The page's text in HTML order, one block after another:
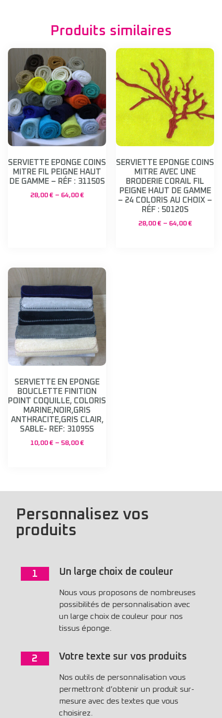
Produits similaires
SERVIETTE EPONGE COINS
MITRE FIL PEIGNE HAUT
DE GAMME – RÉF : 31150S
28,00 € – 64,00 €
SERVIETTE EPONGE COINS
MITRE AVEC UNE
BRODERIE CORAIL FIL
PEIGNE HAUT DE GAMME
– 24 COLORIS AU CHOIX –
RÉF : 50120S
28,00 € – 64,00 €
SERVIETTE EN EPONGE
BOUCLETTE FINITION
POINT COQUILLE, COLORIS
MARINE,NOIR,GRIS
ANTHRACITE,GRIS CLAIR,
SABLE- REF: 31095S
10,00 € – 58,00 €
Personnalisez vos
produits
1 Un large choix de couleur
Nous vous proposons de nombreuses
possibilités de personnalisation avec
un large choix de couleur pour nos
tissus éponge.
2 Votre texte sur vos produits
Nos outils de personnalisation vous
permettront d’obtenir un produit sur-
mesure avec des textes que vous
choisirez.